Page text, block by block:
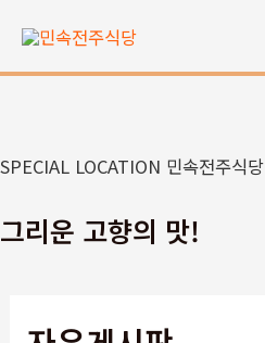
츠
너
기
SPECIAL LOCATION 민속전주식당
그리운 고향의 맛!